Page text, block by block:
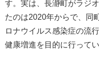
す。実は、長瀞町がラジ
たのは2020年からで、同
ロナウイルス感染症の流
健康増進を目的に行って